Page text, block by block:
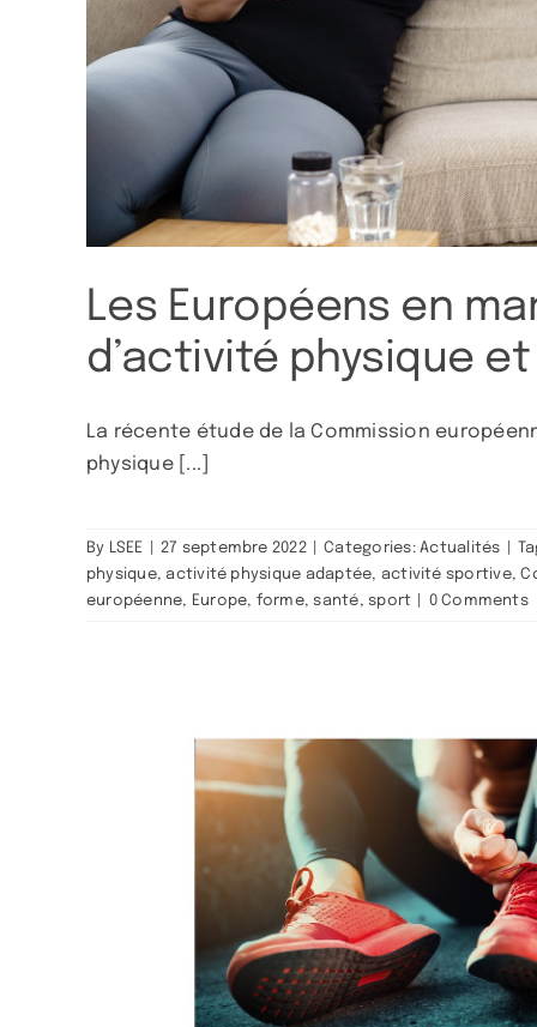
Les Européens en
d’activité physique
La récente étude de la Commission
physique [...]
By LSEE 27 septembre 2022 Categories:Actualités
physique,activité physique adaptée, activité sportive,
européenne, Europe, forme,santé,sport 0 Comments